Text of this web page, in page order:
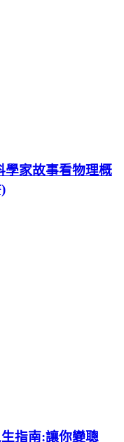
學家故事看物理概
指南:讓你變聰